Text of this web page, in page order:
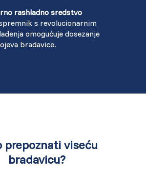
rashladno sredstvo
s revolucionarnim
omogućuje dosezanje
bradavice.
prepoznati viseću
bradavicu?